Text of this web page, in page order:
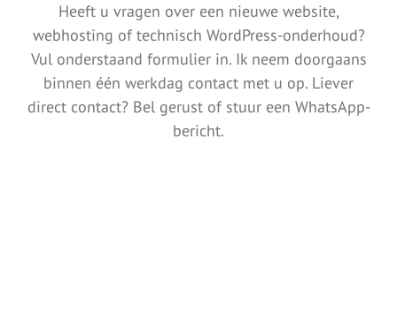
Heeft u vragen over een nieuwe website,
webhosting of technisch WordPress-onderhoud?
Vul onderstaand formulier in. Ik neem doorgaans
binnen één werkdag contact met u op. Liever
direct contact? Bel gerust of stuur een WhatsApp-
bericht.